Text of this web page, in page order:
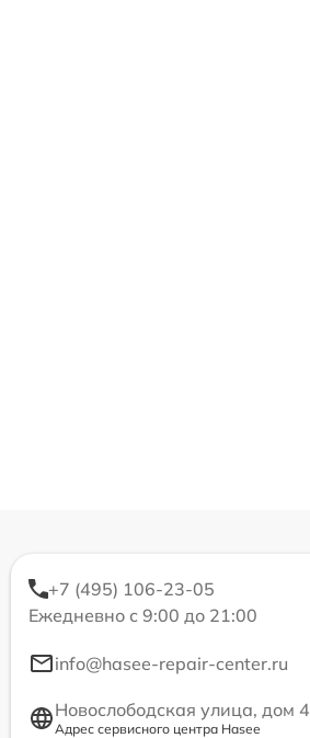
+7 (495) 106-23-05
Ежедневно с 9:00 до 21:00
info@hasee-repair-center.ru
Новослободская улица, дом 4
Адрес сервисного центра Hasee